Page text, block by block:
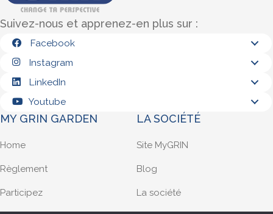
Suivez-nous et apprenez-en plus sur :
Facebook
Instagram
LinkedIn
Youtube
MY GRIN GARDEN
Home
Règlement
Participez
LA SOCIÉTÉ
Site MyGRIN
Blog
La société